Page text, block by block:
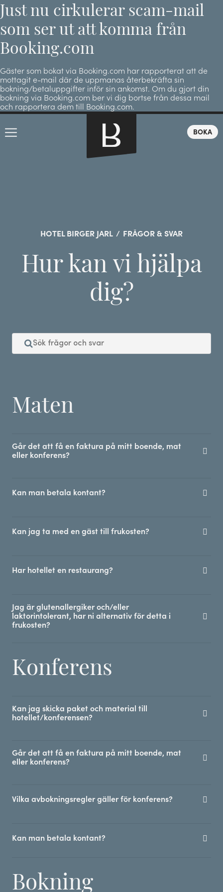
Just nu cirkulerar scam-mail
som ser ut att komma från
Booking.com
Gäster som bokat via Booking.com har rapporterat att de
mottagit e-mail där de uppmanas återbekräfta sin
bokning/betaluppgifter inför sin ankomst. Om du gjort din
bokning via Booking.com ber vi dig bortse från dessa mail
och rapportera dem till Booking.com.
BOKA
HOTEL BIRGER JARL / FRÅGOR & SVAR
Hur kan vi hjälpa
dig?
Maten
Går det att få en faktura på mitt boende, mat
eller konferens?
Kan man betala kontant?
Kan jag ta med en gäst till frukosten?
Har hotellet en restaurang?
Jag är glutenallergiker och/eller
laktorintolerant, har ni alternativ för detta i
frukosten?
Konferens
Kan jag skicka paket och material till
hotellet/konferensen?
Går det att få en faktura på mitt boende, mat
eller konferens?
Vilka avbokningsregler gäller för konferens?
Kan man betala kontant?
Bokning